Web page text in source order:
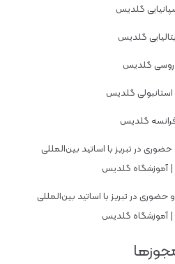
گلدیس
گلدیس
روسی گلدیس
استانبولی گلدیس
گلدیس
در تبریز با اساتید بین‌المللی
گلدیس
حضوری در تبریز با اساتید بین‌المللی
گلدیس